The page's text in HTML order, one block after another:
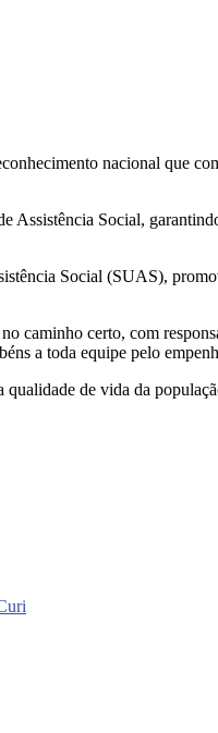
nacional que
Social,
Social (SUAS),
caminho certo, com
a toda equipe pelo
de vida da